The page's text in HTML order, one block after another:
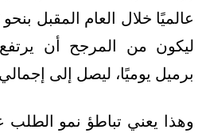
برميل يوميًا، ليصل إلى إجمالي 103.2 مليونًا.
وهذا يعني تباطؤ نمو الطلب